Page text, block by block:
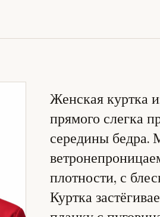
Женская куртка
прямого слегка
середины бедра.
плотности, с
Куртка